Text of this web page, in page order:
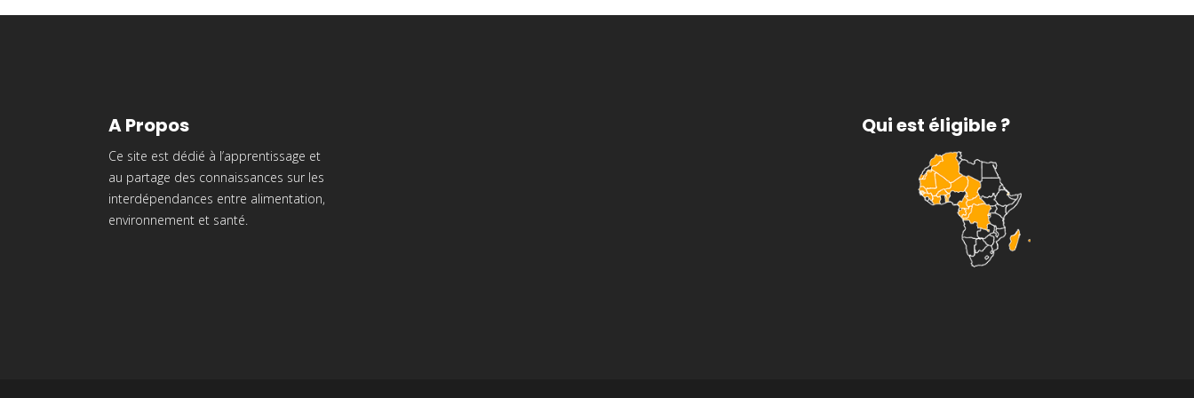
A Propos
Ce site est dédié à l’apprentissage et
au partage des connaissances sur les
interdépendances entre alimentation,
environnement et santé.
Qui est éligible ?